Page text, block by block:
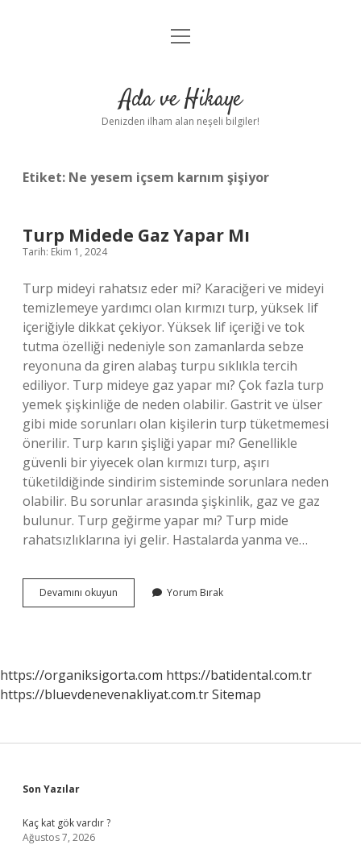
Anasayfa
Yasal Uyarı
menüyü
Ada ve Hikaye
Denizden ilham alan neşeli bilgiler!
Etiket: Ne yesem içsem karnım şişiyor
Turp Midede Gaz Yapar Mı
Tarih: Ekim 1, 2024
Turp mideyi rahatsız eder mi? Karaciğeri ve mideyi
temizlemeye yardımcı olan kırmızı turp, yüksek lif
içeriğiyle dikkat çekiyor. Yüksek lif içeriği ve tok
tutma özelliği nedeniyle son zamanlarda sebze
reyonuna da giren alabaş turpu sıklıkla tercih
ediliyor. Turp mideye gaz yapar mı? Çok fazla turp
yemek şişkinliğe de neden olabilir. Gastrit ve ülser
gibi mide sorunları olan kişilerin turp tüketmemesi
önerilir. Turp karın şişliği yapar mı? Genellikle
güvenli bir yiyecek olan kırmızı turp, aşırı
tüketildiğinde sindirim sisteminde sorunlara neden
olabilir. Bu sorunlar arasında şişkinlik, gaz ve gaz
bulunur. Turp geğirme yapar mı? Turp mide
rahatsızlıklarına iyi gelir. Hastalarda yanma ve…
Devamını okuyun
Midede
Yorum Bırak
https://organiksigorta.com https://batidental.com.tr
https://bluevdenevenakliyat.com.trSitemap
Sidebar
Son Yazılar
Kaç kat gök vardır ?
Ağustos 7, 2026